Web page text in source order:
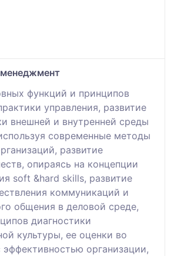
функций и принципов
управления, развитие
внешней и внутренней среды
современные методы
развитие
опираясь на концепции
soft &hard skills, развитие
коммуникаций и
общения в деловой среде,
диагностики
культуры, ее оценки во
эффективностью организации,